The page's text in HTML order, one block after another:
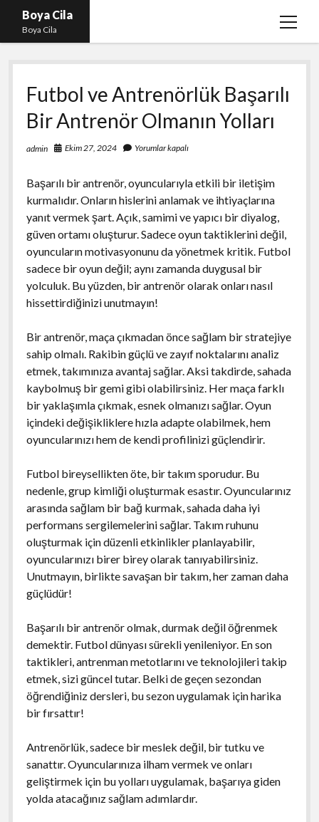
Boya Cila
Boya Cila
menüyü
En İyi Tiktok Takipçi Hilesi
Liste
Parasız Instagram Türk Takipçi Hilesi
Sayfa Listesi
Futbol ve Antrenörlük Başarılı
Bir Antrenör Olmanın Yolları
admin Ekim 27, 2024 Yorumlar kapalı
Başarılı bir antrenör, oyuncularıyla etkili bir iletişim
kurmalıdır. Onların hislerini anlamak ve ihtiyaçlarına
yanıt vermek şart. Açık, samimi ve yapıcı bir diyalog,
güven ortamı oluşturur. Sadece oyun taktiklerini değil,
oyuncuların motivasyonunu da yönetmek kritik. Futbol
sadece bir oyun değil; aynı zamanda duygusal bir
yolculuk. Bu yüzden, bir antrenör olarak onları nasıl
hissettirdiğinizi unutmayın!
Bir antrenör, maça çıkmadan önce sağlam bir stratejiye
sahip olmalı. Rakibin güçlü ve zayıf noktalarını analiz
etmek, takımınıza avantaj sağlar. Aksi takdirde, sahada
kaybolmuş bir gemi gibi olabilirsiniz. Her maça farklı
bir yaklaşımla çıkmak, esnek olmanızı sağlar. Oyun
içindeki değişikliklere hızla adapte olabilmek, hem
oyuncularınızı hem de kendi profilinizi güçlendirir.
Futbol bireysellikten öte, bir takım sporudur. Bu
nedenle, grup kimliği oluşturmak esastır. Oyuncularınız
arasında sağlam bir bağ kurmak, sahada daha iyi
performans sergilemelerini sağlar. Takım ruhunu
oluşturmak için düzenli etkinlikler planlayabilir,
oyuncularınızı birer birey olarak tanıyabilirsiniz.
Unutmayın, birlikte savaşan bir takım, her zaman daha
güçlüdür!
Başarılı bir antrenör olmak, durmak değil öğrenmek
demektir. Futbol dünyası sürekli yenileniyor. En son
taktikleri, antrenman metotlarını ve teknolojileri takip
etmek, sizi güncel tutar. Belki de geçen sezondan
öğrendiğiniz dersleri, bu sezon uygulamak için harika
bir fırsattır!
Antrenörlük, sadece bir meslek değil, bir tutku ve
sanattır. Oyuncularınıza ilham vermek ve onları
geliştirmek için bu yolları uygulamak, başarıya giden
yolda atacağınız sağlam adımlardır.